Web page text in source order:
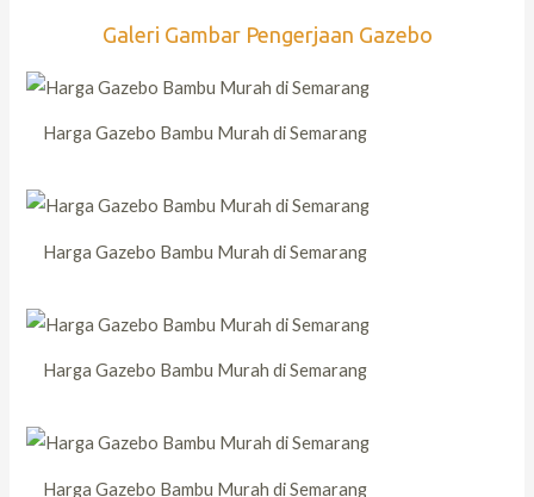
Galeri Gambar Pengerjaan Gazebo
Harga Gazebo Bambu Murah di Semarang
Harga Gazebo Bambu Murah di Semarang
Harga Gazebo Bambu Murah di Semarang
Harga Gazebo Bambu Murah di Semarang